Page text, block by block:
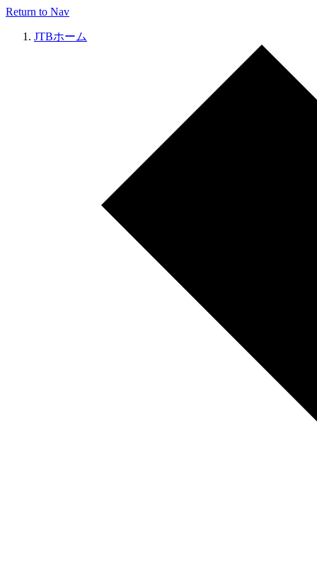
Return to Nav
JTBホーム